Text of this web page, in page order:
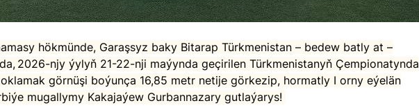
2026-njy ýylyň 21-22-nji maýynda geçirilen Türkmenistanyň Çempionatynda
görnüşi boýunça 16,85 metr netije görkezip, hormatly I orny eýelän
mugallymy Kakajaýew Gurbannazary gutlaýarys!